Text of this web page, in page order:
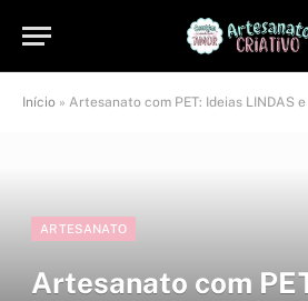
Início » Artesanato com PET: Ideias LINDAS
ARTESANATO
Artesanato com